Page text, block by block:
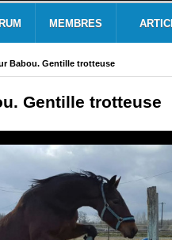
MEMBRES
Babou. Gentille trotteuse
Gentille trotteuse